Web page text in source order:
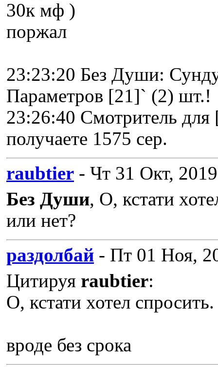
30к мф )
поржал
23:23:20 Без Души:
Параметров [21]` (2) шт.!
23:26:40 Смотритель
получаете 1575 сер.
raubtier - Чт 31 Окт,
Без Души, О, кстати
или нет?
раздолбай - Пт 01 Ноя,
Цитируя raubtier:
О, кстати хотел
вроде без срока